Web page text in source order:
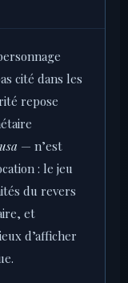
cité dans les
repose
— n’est
: le jeu
du revers
et
d’afficher